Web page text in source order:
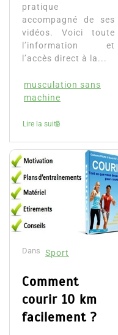
pratique
accompagné de ses
vidéos. Voici toute
l’information et
l’accès direct à la...
musculation sans
machine
Lire la suite
Dans Sport
Comment
courir 10 km
facilement ?